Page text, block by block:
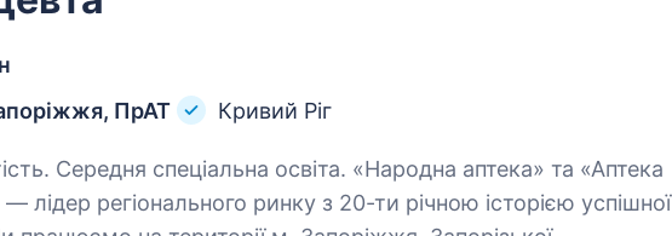
ПрАТ
Кривий Ріг
спеціальна освіта. «Народна аптека» та «Аптека
— лідер регіонального ринку з 20-ти річною історією успішної